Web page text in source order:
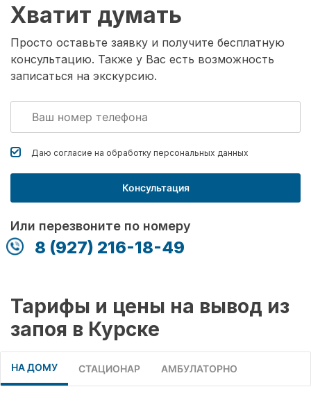
Хватит думать
Просто оставьте заявку и получите бесплатную
консультацию. Также у Вас есть возможность
записаться на экскурсию.
Даю согласие на обработку персональных данных
Консультация
Или перезвоните по номеру
8 (927) 216-18-49
Тарифы и цены на вывод из
запоя в Курске
НА ДОМУ СТАЦИОНАР АМБУЛАТОРНО